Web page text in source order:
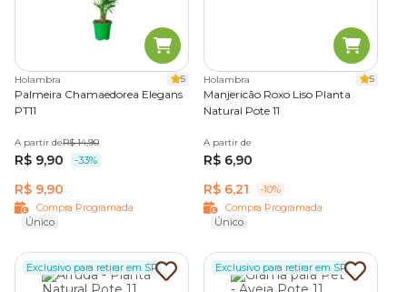
Holambra 5
Palmeira Chamaedorea Elegans
PT11
A partir deR$ 14,90
R$ 9,90 -33%
R$ 9,90
Compra Programada
Único
Holambra 5
Manjericão Roxo Liso Planta
Natural Pote 11
A partir de
R$ 6,90
R$ 6,21
-10%
Compra Programada
Único
Exclusivo para retirar em SP Exclusivo para retirar em SP